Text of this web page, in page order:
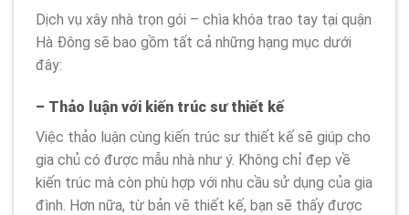
Dịch vụ xây nhà trọn gói – chìa khóa trao tay tại quận
Hà Đông sẽ bao gồm tất cả những hạng mục dưới
đây:
– Thảo luận với kiến trúc sư thiết kế
Việc thảo luận cùng kiến trúc sư thiết kế sẽ giúp cho
gia chủ có được mẫu nhà như ý. Không chỉ đẹp về
kiến trúc mà còn phù hợp với nhu cầu sử dụng của gia
đình. Hơn nữa, từ bản vẽ thiết kế, bạn sẽ thấy được